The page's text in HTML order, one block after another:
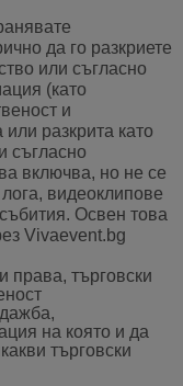
да го разкриете
или съгласно
(като
и
разкрита като
съгласно
включва, но не се
видеоклипове
Освен това
Vivaevent.bg
права, търговски
на която и да
търговски